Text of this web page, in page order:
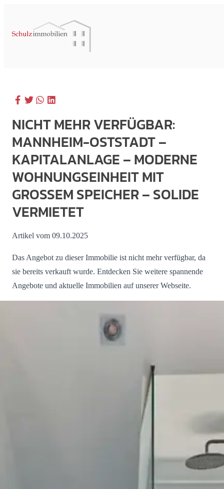
NICHT MEHR VERFÜGBAR:
MANNHEIM-OSTSTADT –
KAPITALANLAGE – MODERNE
WOHNUNGSEINHEIT MIT
GROSSEM SPEICHER – SOLIDE V
ERMIETET
Artikel vom 09.10.2025
Das Angebot zu dieser Immobilie ist nicht mehr verfügbar, da
sie bereits verkauft wurde. Entdecken Sie weitere spannende
Angebote und aktuelle Immobilien auf unserer Webseite.